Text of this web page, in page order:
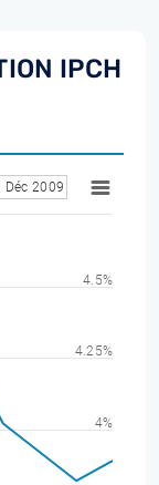
IPCH
Déc 2009
4%
4.25%
4.5%